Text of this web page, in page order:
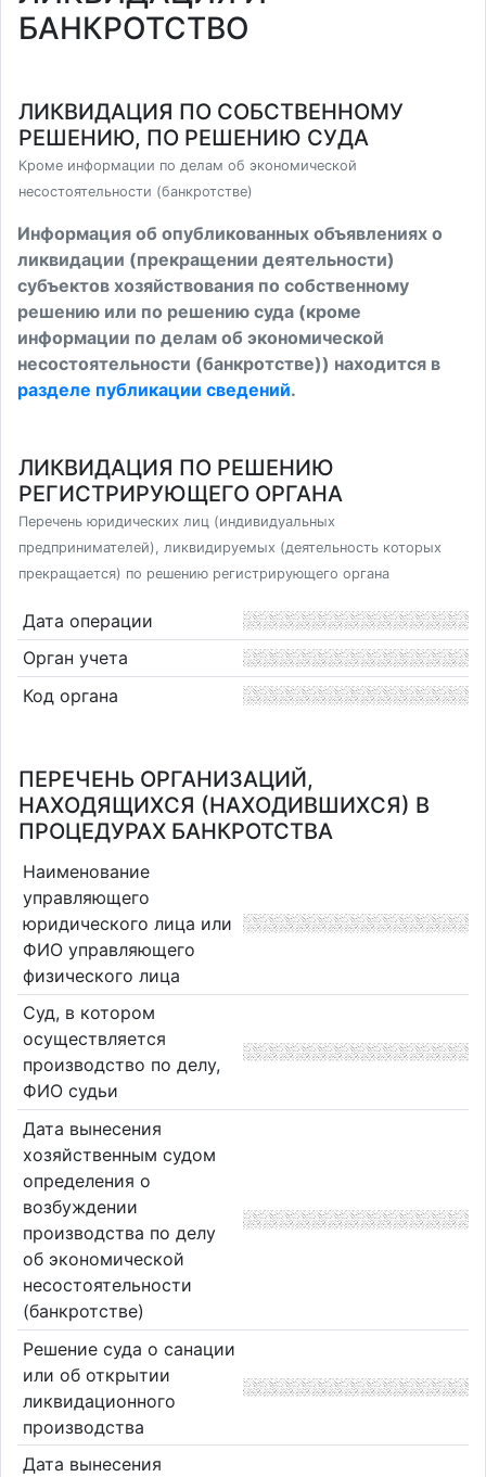
БАНКРОТСТВО
ЛИКВИДАЦИЯ ПО СОБСТВЕННОМУ
РЕШЕНИЮ, ПО РЕШЕНИЮ СУДА
Кроме информации по делам об экономической
несостоятельности (банкротстве)
Информация об опубликованных объявлениях о
ликвидации (прекращении деятельности)
субъектов хозяйствования по собственному
решению или по решению суда (кроме
информации по делам об экономической
несостоятельности (банкротстве)) находится в
разделе публикации сведений.
ЛИКВИДАЦИЯ ПО РЕШЕНИЮ
РЕГИСТРИРУЮЩЕГО ОРГАНА
Перечень юридических лиц (индивидуальных
предпринимателей), ликвидируемых (деятельность которых
прекращается) по решению регистрирующего органа
Дата операции
Орган учета
Код органа
ПЕРЕЧЕНЬ ОРГАНИЗАЦИЙ,
НАХОДЯЩИХСЯ (НАХОДИВШИХСЯ) В
ПРОЦЕДУРАХ БАНКРОТСТВА
Наименование
управляющего
юридического лица или
ФИО управляющего
физического лица
Суд, в котором
осуществляется
производство по делу,
ФИО судьи
Дата вынесения
хозяйственным судом
определения о
возбуждении
производства по делу
об экономической
несостоятельности
(банкротстве)
Решение суда о санации
или об открытии
ликвидационного
производства
Дата вынесения